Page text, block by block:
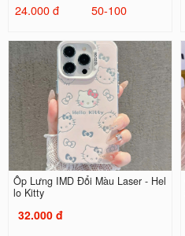
24.000 đ
50-100
Ốp Lưng IMD Đổi Màu Laser - Hel
lo Kitty
32.000 đ